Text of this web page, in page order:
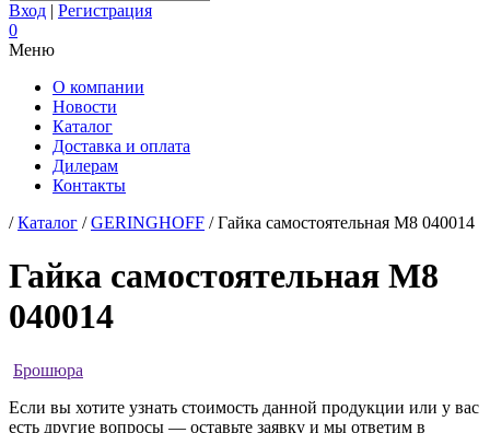
Вход | Регистрация
0
Меню
О компании
Новости
Каталог
Доставка и оплата
Дилерам
Контакты
/Каталог /GERINGHOFF / Гайка самостоятельная М8 040014
Гайка самостоятельная М8
040014
Брошюра
Если вы хотите узнать стоимость данной продукции или у вас
есть другие вопросы — оставьте заявку и мы ответим в